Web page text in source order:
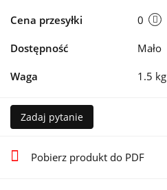
Cena przesyłki 0
Dostępność Mało
Waga 1.5 kg
Zadaj pytanie
Pobierz produkt do PDF